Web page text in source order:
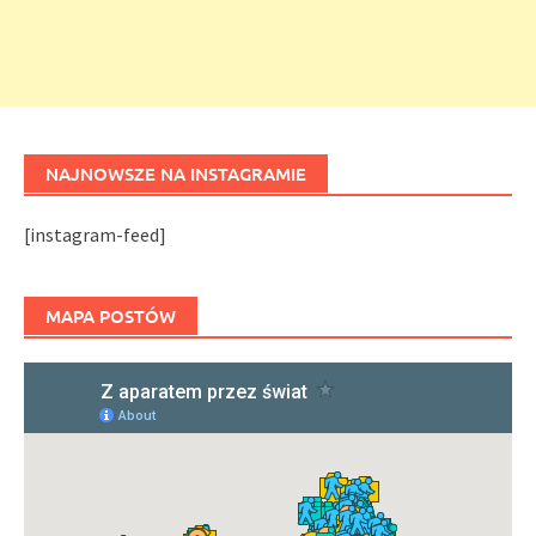
NAJNOWSZE NA INSTAGRAMIE
[instagram-feed]
MAPA POSTÓW